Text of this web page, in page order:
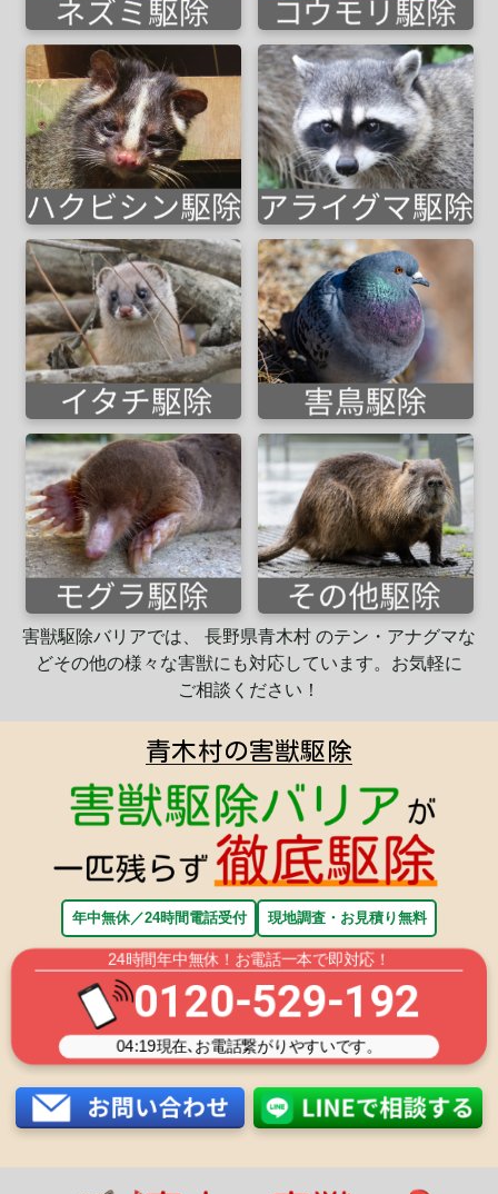
害獣駆除バリアでは、 長野県青木村 のテン・アナグマな
どその他の様々な害獣にも対応しています。 お気軽に
ご相談ください！
青木村の害獣駆除
年中無休／24時間電話受付 現地調査・お見積り無料
24時間年中無休！お電話一本で即対応！
0120-529-192
04:19現在､お電話繋がりやすいです。